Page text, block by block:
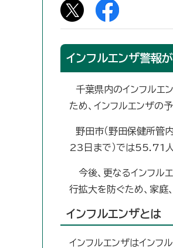
インフルエンザ警報
千葉県内のインフルエ
ため、インフルエンザの
野田市（野田保健所管
23日まで）では55.71人
今後、更なるインフル
行拡大を防ぐため、家庭
インフルエンザとは
インフルエンザはインフ